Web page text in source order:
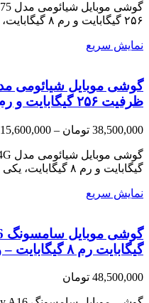
۲۵۶ گیگابایت و رم ۸ گیگابایت، یکی از
نمایش سریع
ظرفیت ۲۵۶ گیگابایت و رم ۸ گیگابایت
38,500,000 تومان –
15,600,000
گیگابایت و رم ۸ گیگابایت، یکی از محصولات برجسته
نمایش سریع
گیگابایت رم ۸ گیگابایت – ویتنام
48,500,000 تومان